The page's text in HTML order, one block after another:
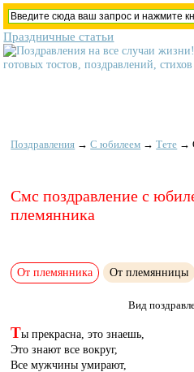
Праздничные статьи
Поздравления →С юбилеем →Тете →
Смс поздравление с
племянника
От племянника От племянницы
Вид
Ты прекрасна, это знаешь,
Это знают все вокруг,
Все мужчины умирают,